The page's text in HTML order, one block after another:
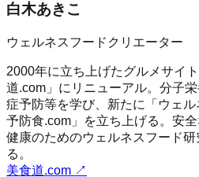
白木あきこ
ウェルネスフードクリエーター
2000年に立ち上げたグルメサイ
道.com」にリニューアル。分子
症予防等を学び、新たに「ウェ
予防食.com」を立ち上げる。安
健康のためのウェルネスフード
る。
美食道.com ↗